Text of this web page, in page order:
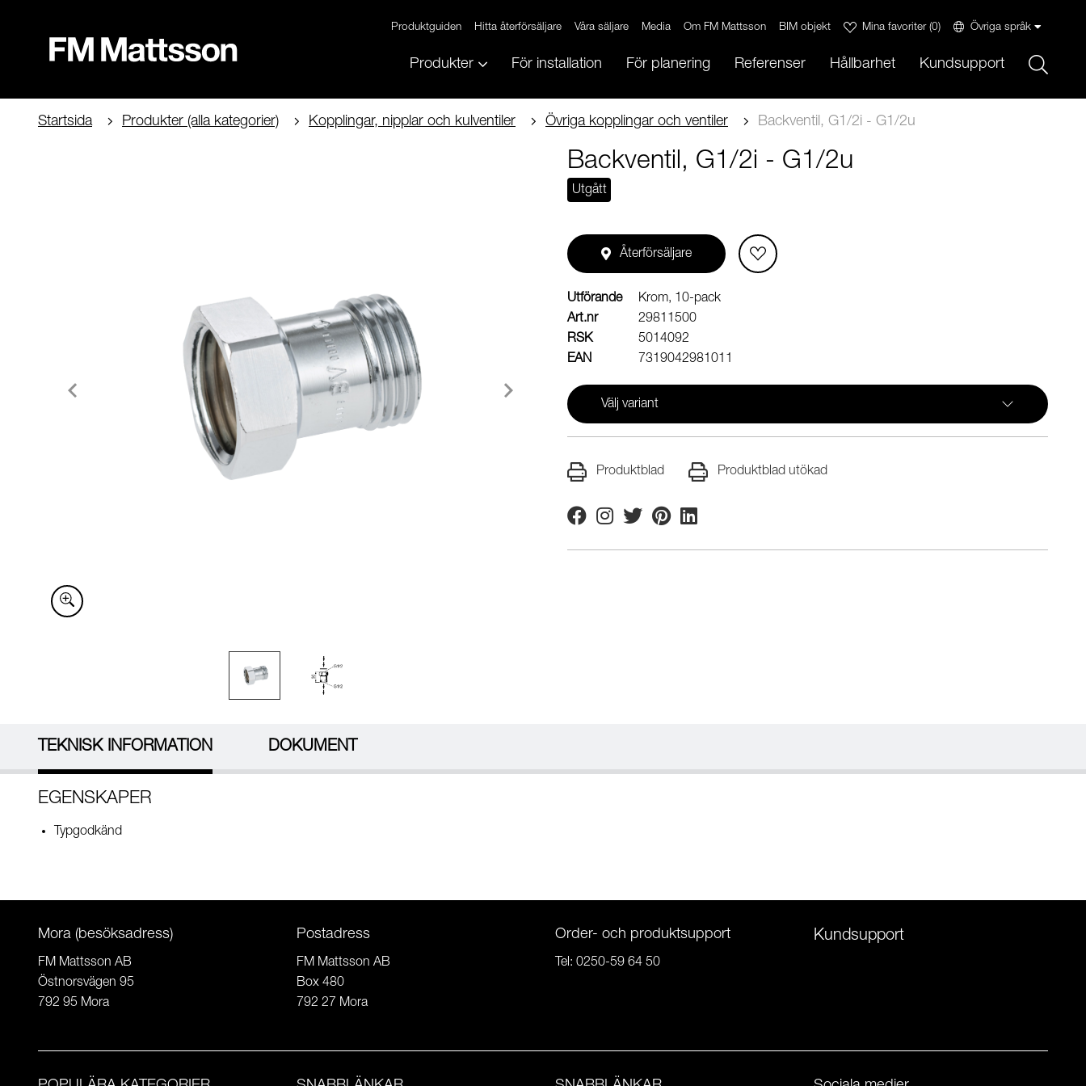
Produktguiden Hitta återförsäljare Våra säljare Media Om FM Mattsson BIM objekt Mina favoriter(0) Övriga språk
Produkter För installation För planering Referenser Hållbarhet Kundsupport
Startsida Produkter (alla kategorier) Kopplingar, nipplar och kulventiler Övriga kopplingar och ventiler Backventil, G1/2i - G1/2u
Backventil, G1/2i - G1/2u
Utgått
Återförsäljare
Utförande
Krom, 10-pack
Art.nr
29811500
RSK
5014092
EAN
7319042981011
Välj variant
Produktblad Produktblad utökad
FacebookInstagram
TwitterPinterestLinkedin
TEKNISK INFORMATION DOKUMENT
EGENSKAPER
Typgodkänd
Mora (besöksadress)
FM Mattsson AB
Östnorsvägen 95
792 95 Mora
Postadress
FM Mattsson AB
Box 480
792 27 Mora
Order- och produktsupport
Tel: 0250-59 64 50
Kundsupport